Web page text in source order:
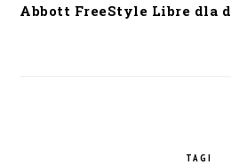
Abbott FreeStyle Libre dla
TAGI